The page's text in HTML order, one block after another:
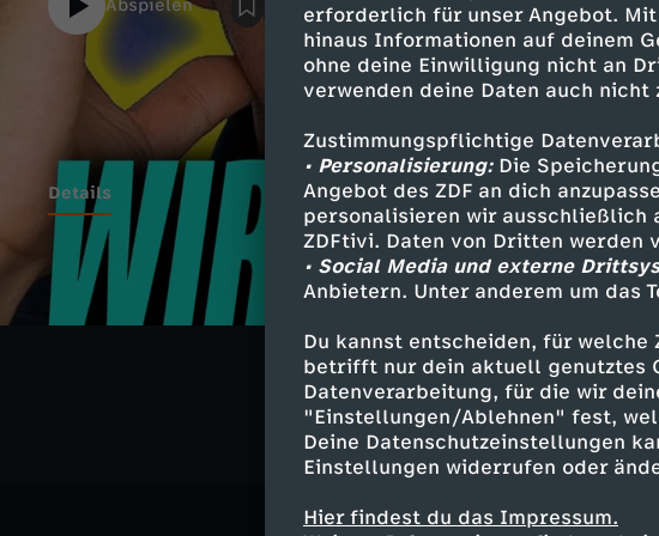
erforderlich für unser Angebot.
hinaus Informationen auf deinem
ohne deine Einwilligung nicht an
verwenden deine Daten auch nicht
Zustimmungspflichtige
• Personalisierung:Die
Angebot des ZDF an dich
personalisieren wir ausschließlich
ZDFtivi. Daten von Dritten werden
• Social Media und externe
Anbietern. Unter anderem um das
Du kannst entscheiden, für
betrifft nur dein aktuell genutztes
Datenverarbeitung, für die wir
"Einstellungen/Ablehnen" fest,
Deine Datenschutzeinstellungen
Einstellungen widerrufen oder
Hier findest du das Impressum.
es ihnen damit geht. Eine Antwort auf das Video
Sack!" auf David Hains Kanal BeHaind:https://
v=dLq4iqdBAdY
Abspielen
Details
Ähnliche Inhalte
Kultur Kommentar